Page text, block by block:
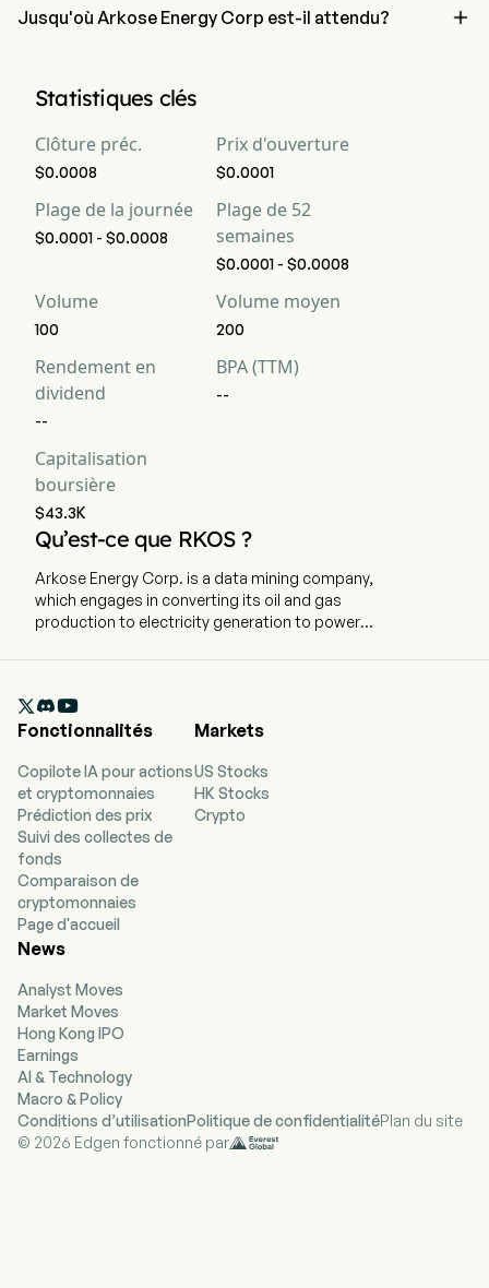
Jusqu'où Arkose Energy Corp est-il attendu? 
Statistiques clés
Clôture préc.
$0.0008
Prix d'ouverture
$0.0001
Plage de la journée
$0.0001 - $0.0008
Plage de 52
semaines
$0.0001 - $0.0008
Volume
100
Volume moyen
200
Rendement en
dividend
--
BPA (TTM)
--
Capitalisation
boursière
$43.3K
Qu’est-ce que RKOS ?
Arkose Energy Corp. is a data mining company,
which engages in converting its oil and gas
production to electricity generation to power
The firm focuses on the acquisition and
development of undervalued producing
Brown, Coleman, Gonzales, Harris, Hutchinson,
Jim Wells, Madison, Matagorda, Palo Pinto,
Parker, Runnels, Sabine, Wilson and Wise
Counties, Texas. The firm also participates in
cryptocurrency mining operations in North
America to mine for bitcoin by deploying special
cryptocurrency mining computers (miners) to
solve complex cryptographic algorithms to
support the bitcoin blockchain in exchange for
assets through the generation of electricity
from its natural gas production.

Fonctionnalités
Copilote IA pour actions
et cryptomonnaies
Prédiction des prix
Suivi des collectes de
fonds
Comparaison de
cryptomonnaies
Page d'accueil
Markets
US Stocks
HK Stocks
Crypto
News
Analyst Moves
Market Moves
Hong Kong IPO
Earnings
AI & Technology
Macro & Policy
Conditions d’utilisationPolitique de confidentialitéPlan du site
© 2026 Edgen fonctionné par